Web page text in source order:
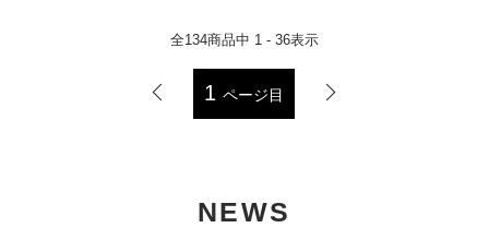
全134商品中 1 - 36表示
1ページ目
NEWS